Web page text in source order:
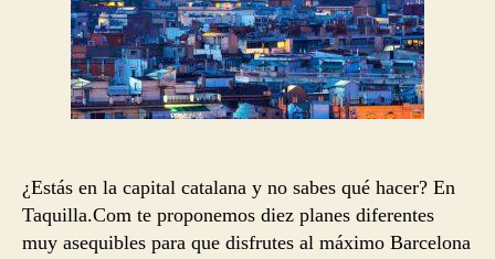
¿Estás en la capital catalana y no sabes qué hacer? En
Taquilla.Com te proponemos diez planes diferentes
muy asequibles para que disfrutes al máximo Barcelona